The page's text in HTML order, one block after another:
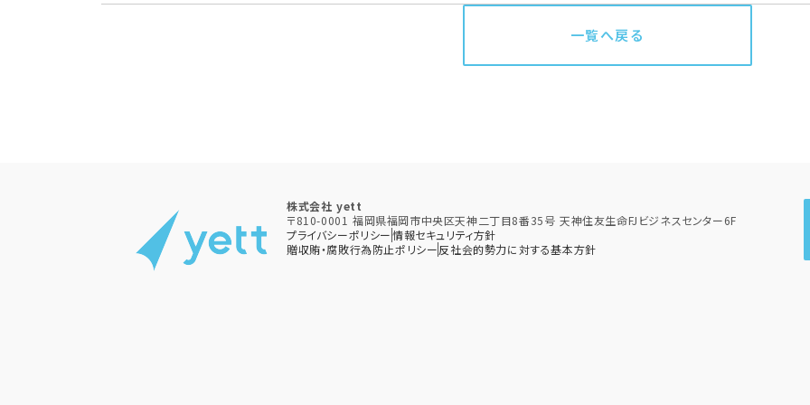
一覧へ戻る
株式会社 yett
〒810-0001 福岡県福岡市中央区天神二丁目8番35号 天神住友生命FJビジネスセンター6F
プライバシーポリシー情報セキュリティ方針
贈収賄・腐敗行為防止ポリシー​反社会的勢力に対する基本方針​